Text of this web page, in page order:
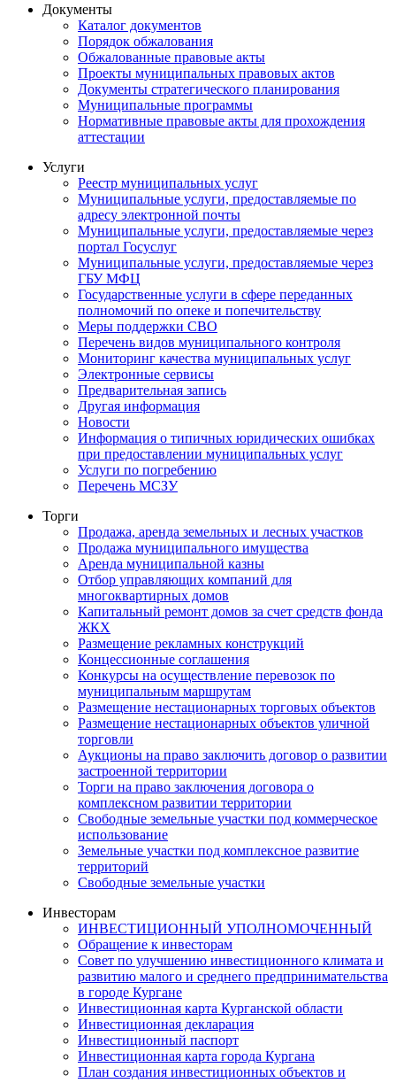
Документы
Каталог документов
Порядок обжалования
Обжалованные правовые акты
Проекты муниципальных правовых актов
Документы стратегического планирования
Муниципальные программы
Нормативные правовые акты для прохождения
аттестации
Услуги
Реестр муниципальных услуг
Муниципальные услуги, предоставляемые по
адресу электронной почты
Муниципальные услуги, предоставляемые через
портал Госуслуг
Муниципальные услуги, предоставляемые через
ГБУ МФЦ
Государственные услуги в сфере переданных
полномочий по опеке и попечительству
Меры поддержки СВО
Перечень видов муниципального контроля
Мониторинг качества муниципальных услуг
Электронные сервисы
Предварительная запись
Другая информация
Новости
Информация о типичных юридических ошибках
при предоставлении муниципальных услуг
Услуги по погребению
Перечень МСЗУ
Торги
Продажа, аренда земельных и лесных участков
Продажа муниципального имущества
Аренда муниципальной казны
Отбор управляющих компаний для
многоквартирных домов
Капитальный ремонт домов за счет средств фонда
ЖКХ
Размещение рекламных конструкций
Концессионные соглашения
Конкурсы на осуществление перевозок по
муниципальным маршрутам
Размещение нестационарных торговых объектов
Размещение нестационарных объектов уличной
торговли
Аукционы на право заключить договор о развитии
застроенной территории
Торги на право заключения договора о
комплексном развитии территории
Свободные земельные участки под коммерческое
использование
Земельные участки под комплексное развитие
территорий
Свободные земельные участки
Инвесторам
ИНВЕСТИЦИОННЫЙ УПОЛНОМОЧЕННЫЙ
Обращение к инвесторам
Совет по улучшению инвестиционного климата и
развитию малого и среднего предпринимательства
в городе Кургане
Инвестиционная карта Курганской области
Инвестиционная декларация
Инвестиционный паспорт
Инвестиционная карта города Кургана
План создания инвестиционных объектов и